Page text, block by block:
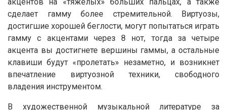
акцентов на «тяжелых» больших пальцах, а также
сделает гамму более стремительной. Виртуозы,
достигшие хорошей беглости, могут попытаться играть
гамму с акцентами через 8 нот, тогда за четыре
акцента вы достигнете вершины гаммы, а остальные
клавиши будут «пролетать» незаметно, и возникнет
впечатление виртуозной техники, свободного
владения инструментом.
В художественной музыкальной литературе за